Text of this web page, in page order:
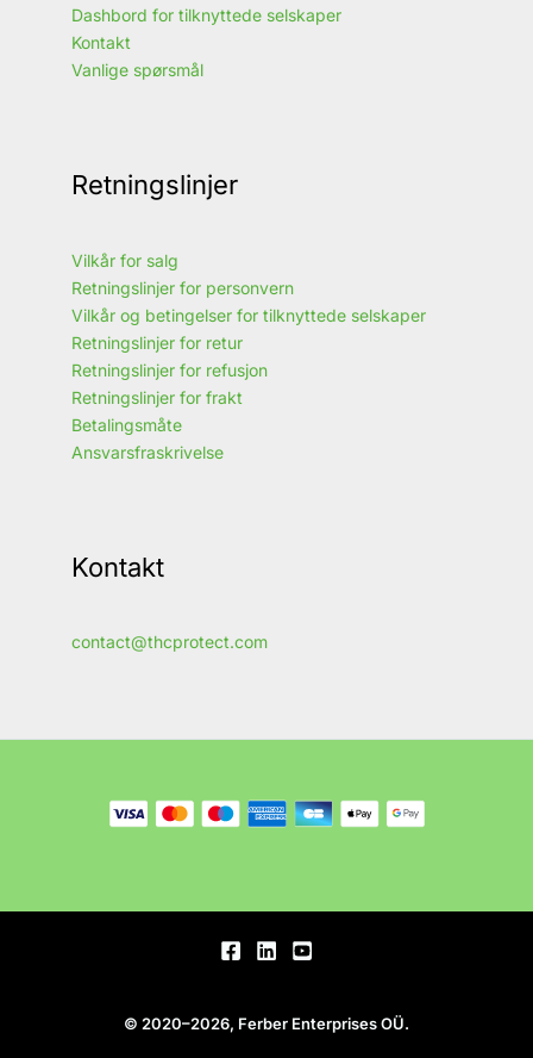
Dashbord for tilknyttede selskaper
Kontakt
Vanlige spørsmål
Retningslinjer
Vilkår for salg
Retningslinjer for personvern
Vilkår og betingelser for tilknyttede selskaper
Retningslinjer for retur
Retningslinjer for refusjon
Retningslinjer for frakt
Betalingsmåte
Ansvarsfraskrivelse
Kontakt
contact@thcprotect.com
© 2020–2026, Ferber Enterprises OÜ.